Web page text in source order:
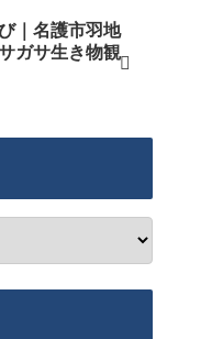
｜名護市羽地
ガサ生き物観